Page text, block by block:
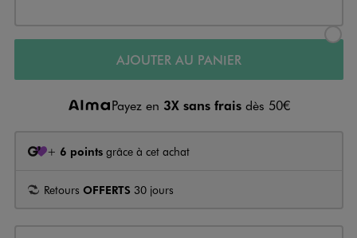
AJOUTER AU PANIER
Payez en 3X sans frais dès 50€
+ 6 points grâce à cet achat
Retours OFFERTS 30 jours